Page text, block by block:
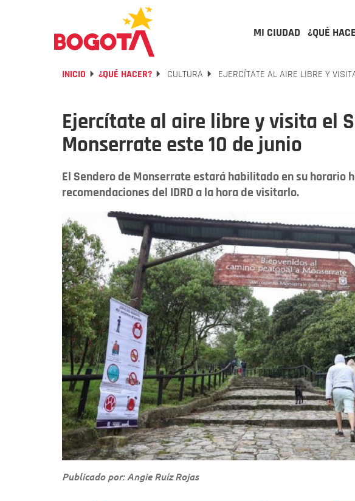
MI CIUDAD ¿QUÉ
INICIO ¿QUÉ HACER? CULTURA EJERCÍTATE AL AIRE LIBRE Y
Ejercítate al aire libre y visita el
Monserrate este 10 de junio
El Sendero de Monserrate estará habilitado en su horario
recomendaciones del IDRD a la hora de visitarlo.
Publicado por: Angie Ruíz Rojas